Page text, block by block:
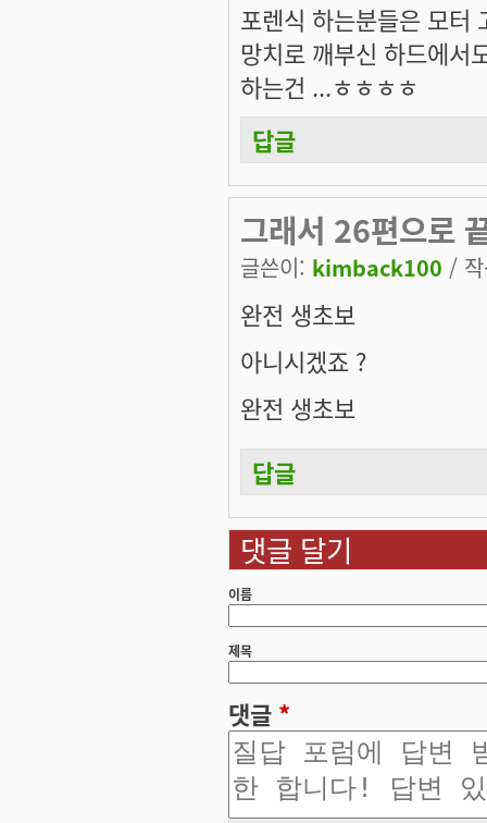
포렌식 하는분들은 모터
망치로 깨부신 하드에서
하는건 ...ㅎㅎㅎㅎ
답글
그래서 26편으로
글쓴이: kimback100 /
완전 생초보
아니시겠죠 ?
완전 생초보
답글
댓글 달기
이름
제목
댓글 *